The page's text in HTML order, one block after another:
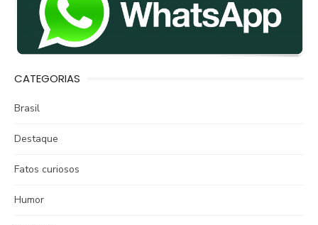
CATEGORIAS
Brasil
Destaque
Fatos curiosos
Humor